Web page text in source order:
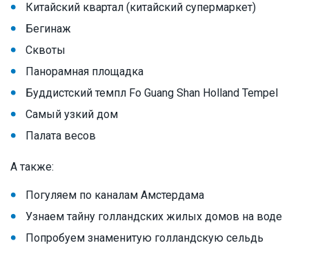
Китайский квартал (китайский супермаркет)
Бегинаж
Сквоты
Панорамная площадка
Буддистский темпл Fo Guang Shan Holland Tempel
Самый узкий дом
Палата весов
А также:
Погуляем по каналам Амстердама
Узнаем тайну голландских жилых домов на воде
Попробуем знаменитую голландскую сельдь